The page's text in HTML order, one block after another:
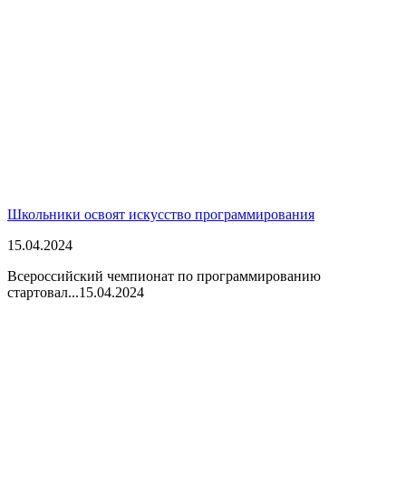
Школьники освоят искусство программирования
15.04.2024
Всероссийский чемпионат по программированию
стартовал...15.04.2024